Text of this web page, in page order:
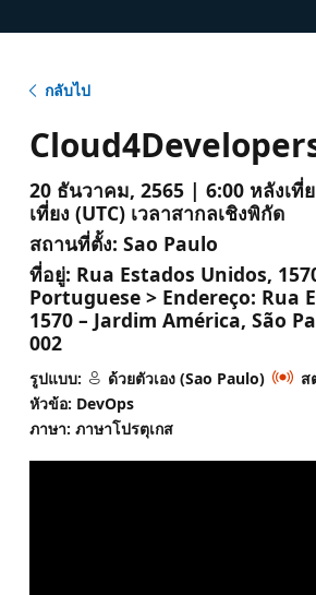
กลับไป
20 ธันวาคม, 2565 | 6:00 หลังเที่
เที่ยง (UTC) เวลาสากลเชิงพิกัด
สถานที่ตั้ง: Sao Paulo
ที่อยู่: Rua Estados Unidos,
Portuguese > Endereço: Rua
1570 – Jardim América, São
002
รูปแบบ: ด้วยตัวเอง (Sao Paulo)
ส
หัวข้อ: DevOps
ภาษา: ภาษาโปรตุเกส